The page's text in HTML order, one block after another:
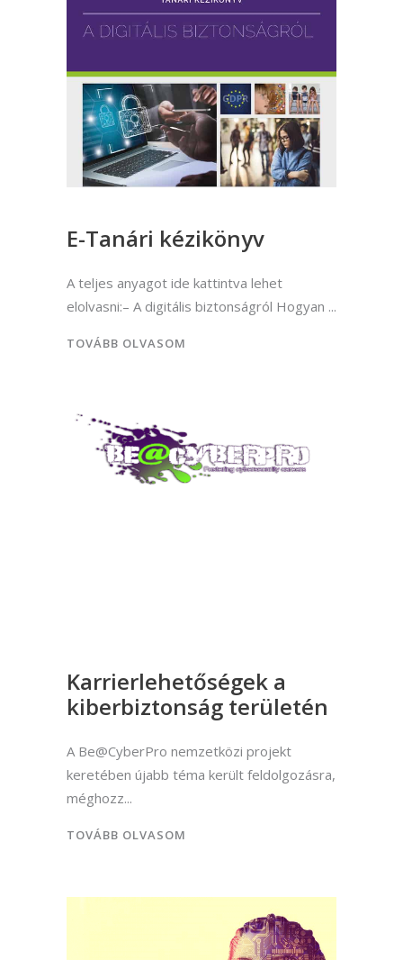
E-Tanári kézikönyv
A teljes anyagot ide kattintva lehet
elolvasni:– A digitális biztonságról Hogyan
TOVÁBB OLVASOM
Karrierlehetőségek a
kiberbiztonság területén
A Be@CyberPro nemzetközi projekt
keretében újabb téma került feldolgozásra,
méghozz
TOVÁBB OLVASOM